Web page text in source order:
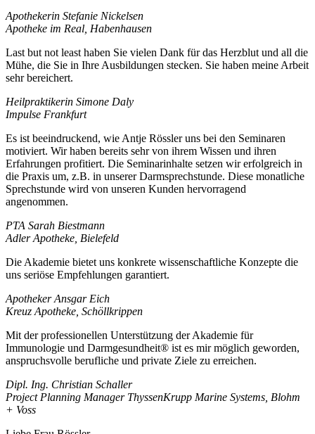
Apothekerin Stefanie Nickelsen
Apotheke im Real, Habenhausen
Last but not least haben Sie vielen Dank für das Herzblut und all die
Mühe, die Sie in Ihre Ausbildungen stecken. Sie haben meine Arbeit
sehr bereichert.
Heilpraktikerin Simone Daly
Impulse Frankfurt
Es ist beeindruckend, wie Antje Rössler uns bei den Seminaren
motiviert. Wir haben bereits sehr von ihrem Wissen und ihren
Erfahrungen profitiert. Die Seminarinhalte setzen wir erfolgreich in
die Praxis um, z.B. in unserer Darmsprechstunde. Diese monatliche
Sprechstunde wird von unseren Kunden hervorragend
angenommen.
PTA Sarah Biestmann
Adler Apotheke, Bielefeld
Die Akademie bietet uns konkrete wissenschaftliche Konzepte die
uns seriöse Empfehlungen garantiert.
Apotheker Ansgar Eich
Kreuz Apotheke, Schöllkrippen
Mit der professionellen Unterstützung der Akademie für
Immunologie und Darmgesundheit® ist es mir möglich geworden,
anspruchsvolle berufliche und private Ziele zu erreichen.
Dipl. Ing. Christian Schaller
Project Planning Manager ThyssenKrupp Marine Systems, Blohm
+ Voss